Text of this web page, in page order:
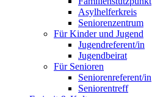
Asylhelferkreis
Seniorenzentrum
Für Kinder und Jugend
Jugendreferent/in
Jugendbeirat
Für Senioren
Seniorenreferent/in
Seniorentreff